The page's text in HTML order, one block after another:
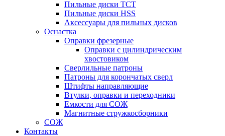
Пильные диски ТСТ
Пильные диски HSS
Аксессуары для пильных дисков
Оснастка
Оправки фрезерные
Оправки с цилиндрическим
хвостовиком
Сверлильные патроны
Патроны для корончатых сверл
Штифты направляющие
Втулки, оправки и переходники
Емкости для СОЖ
Магнитные стружкосборники
СОЖ
Контакты